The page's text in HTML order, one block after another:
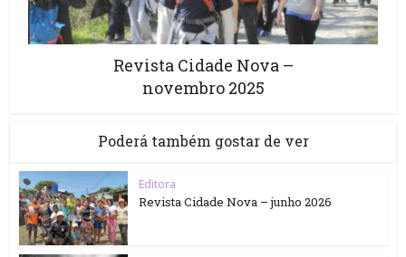
Revista Cidade Nova –
novembro 2025
Poderá também gostar de ver
Editora
Revista Cidade Nova – junho 2026